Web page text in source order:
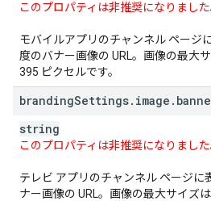
このプロパティは非推奨になりました
モバイルアプリのチャンネル ページ
度のバナー画像の URL。画像の最大
395 ピクセルです。
brandingSettings. image .
string
このプロパティは非推奨になりました
テレビ アプリのチャンネル ページに
ナー画像の URL。画像の最大サイズ